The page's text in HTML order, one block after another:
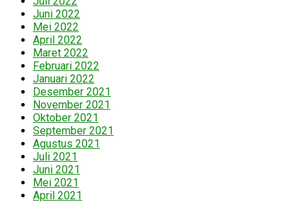
Juni 2022
Mei 2022
April 2022
Maret 2022
Februari 2022
Januari 2022
Desember 2021
November 2021
Oktober 2021
September 2021
Agustus 2021
Juli 2021
Juni 2021
Mei 2021
April 2021